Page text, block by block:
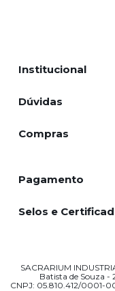
Institucional
Dúvidas
Compras
Pagamento
Selos e
SACRARIUM
Batista de Souza -
CNPJ: 05.810.412/0001-